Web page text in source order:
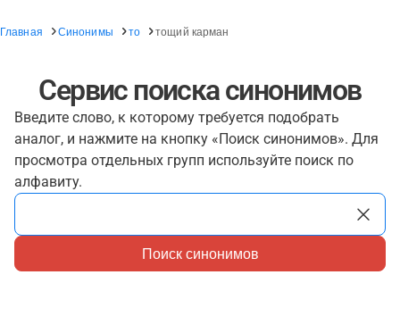
Главная Синонимы то тощий карман
Сервис поиска синонимов
Введите слово, к которому требуется подобрать
аналог, и нажмите на кнопку «Поиск синонимов». Для
просмотра отдельных групп используйте поиск по
алфавиту.
Поиск синонимов